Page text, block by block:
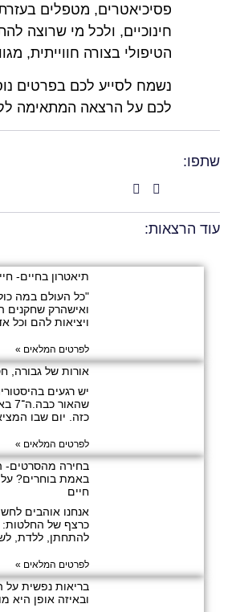
פסיכיאטרים, מטפלים
חינוכיים, ולכל מי שרוצה
הטיפולי בצורה חווייתית,
נשמח לסייע לכם בפרטים
לכם על הרצאה המתאימה
שתפו:
עוד הרצאות:
תיאטרון בחיים-
"כל העולם במה
ואישהרק שחקנים
ויציאות להם וכל
לפרטים המלאים »
אורות של גבורה,
יש רגעים
כזה. יום שבו
לפרטים המלאים »
בחירה מהסרטים-
באמת בוחרים?
חיים
אנחנו אוהבים
כרצף של החלטות:
להתחתן, ללדת,
לפרטים המלאים »
בריאות נפשית
ובאיזה אופן היא